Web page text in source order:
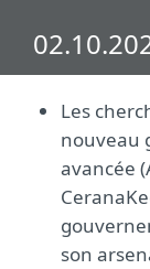
Les
nouveau
avancée
son